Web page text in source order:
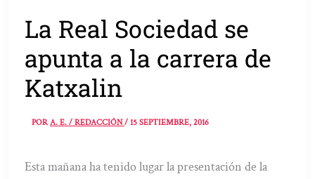
La Real Sociedad se
apunta a la carrera de
Katxalin
PORA. E. / REDACCIÓN/15 SEPTIEMBRE, 2016
Esta mañana ha tenido lugar la presentación de la